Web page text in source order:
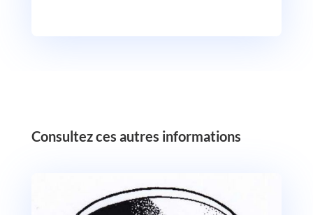
‎Consultez ces autres informations